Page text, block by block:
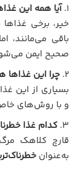
آیا همه این
خیر، برخی
باقی می‌مانند،
صحیح ایمن
چرا این
بسیاری از این
و با روش‌های
کدام غذا
قارچ کلاهک
به‌عنوان